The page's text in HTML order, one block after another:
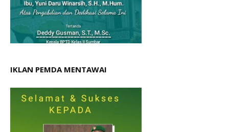
IKLAN PEMDA MENTAWAI